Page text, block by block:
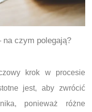
na czym polegają?
krok w procesie
jest, aby zwrócić
ponieważ różne